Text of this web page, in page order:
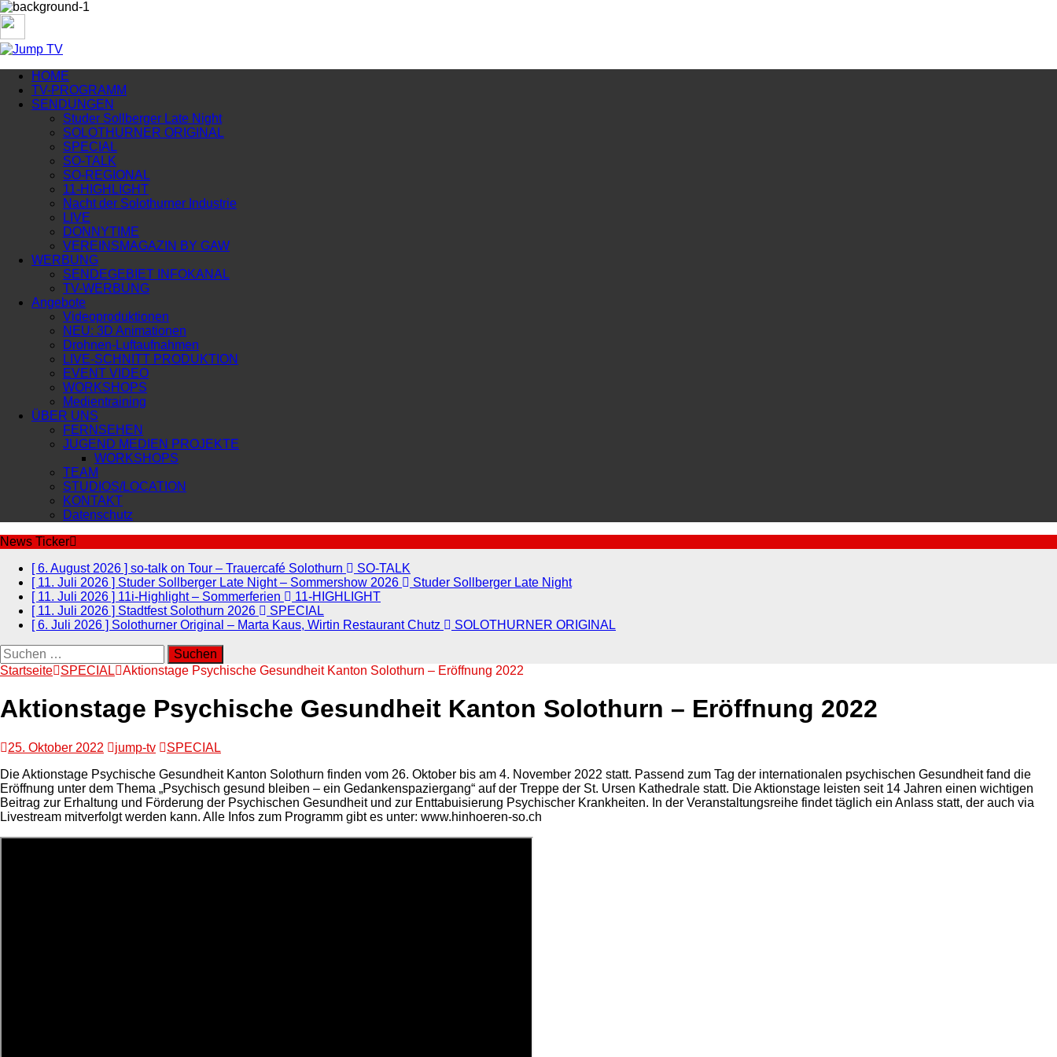
HOME
TV-PROGRAMM
SENDUNGEN
Studer Sollberger Late Night
SOLOTHURNER ORIGINAL
SPECIAL
SO-TALK
SO-REGIONAL
11-HIGHLIGHT
Nacht der Solothurner Industrie
LIVE
DONNYTIME
VEREINSMAGAZIN BY GAW
WERBUNG
SENDEGEBIET INFOKANAL
TV-WERBUNG
Angebote
Videoproduktionen
NEU: 3D Animationen
Drohnen-Luftaufnahmen
LIVE-SCHNITT PRODUKTION
EVENT VIDEO
WORKSHOPS
Medientraining
ÜBER UNS
FERNSEHEN
JUGEND MEDIEN PROJEKTE
WORKSHOPS
TEAM
STUDIOS/LOCATION
KONTAKT
Datenschutz
News Ticker
[ 6. August 2026 ] so-talk on Tour – Trauercafé Solothurn
SO-TALK
[ 11. Juli 2026 ] Studer Sollberger Late Night – Sommershow 2026
Studer Sollberger Late Night
[ 11. Juli 2026 ] 11i-Highlight – Sommerferien
11-HIGHLIGHT
[ 11. Juli 2026 ] Stadtfest Solothurn 2026
SPECIAL
[ 6. Juli 2026 ] Solothurner Original – Marta Kaus, Wirtin Restaurant Chutz
SOLOTHURNER ORIGINAL
Suchen
nach:
Startseite SPECIAL Aktionstage Psychische Gesundheit Kanton Solothurn – Eröffnung 2022
Aktionstage Psychische Gesundheit Kanton Solothurn – Eröffnung 2022
25. Oktober 2022 jump-tv
SPECIAL
Die Aktionstage Psychische Gesundheit Kanton Solothurn finden vom 26. Oktober bis am 4. November 2022 statt. Passend zum Tag der internationalen psychischen Gesundheit fand die
Eröffnung unter dem Thema „Psychisch gesund bleiben – ein Gedankenspaziergang“ auf der Treppe der St. Ursen Kathedrale statt. Die Aktionstage leisten seit 14 Jahren einen wichtigen
Beitrag zur Erhaltung und Förderung der Psychischen Gesundheit und zur Enttabuisierung Psychischer Krankheiten. In der Veranstaltungsreihe findet täglich ein Anlass statt, der auch via
Livestream mitverfolgt werden kann. Alle Infos zum Programm gibt es unter: www.hinhoeren-so.ch